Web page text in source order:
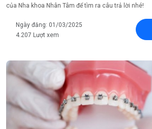
của Nha khoa Nhân Tâm để tìm ra câu trả lời nhé!
Ngày đăng: 01/03/2025
4.207 Lượt xem